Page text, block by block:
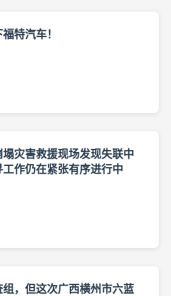
特汽车！
灾害救援现场发现失联中
工作仍在紧张有序进行中
，但这次广西横州市六蓝